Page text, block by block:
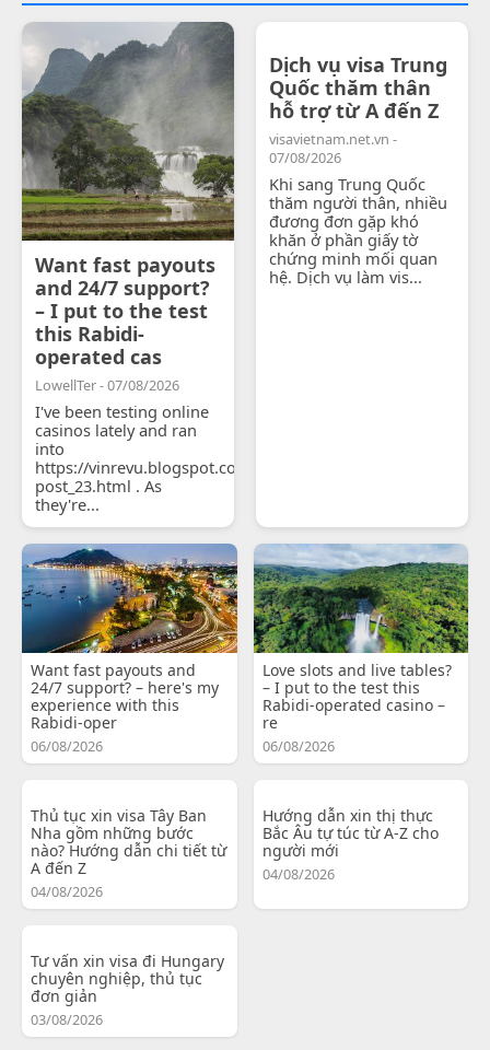
Want fast payouts
and 24/7 support?
– I put to the test
this Rabidi-
operated cas
LowellTer - 07/08/2026
I've been testing online
casinos lately and ran
into
https://vinrevu.blogspot.com/2026/06/blog-
post_23.html . As
they're...
Dịch vụ visa Trung
Quốc thăm thân
hỗ trợ từ A đến Z
visavietnam.net.vn -
07/08/2026
Khi sang Trung Quốc
thăm người thân, nhiều
đương đơn gặp khó
khăn ở phần giấy tờ
chứng minh mối quan
hệ. Dịch vụ làm vis...
Want fast payouts and
24/7 support? – here's my
experience with this
Rabidi-oper
06/08/2026
Love slots and live tables?
– I put to the test this
Rabidi-operated casino –
re
06/08/2026
Thủ tục xin visa Tây Ban
Nha gồm những bước
nào? Hướng dẫn chi tiết từ
A đến Z
04/08/2026
Hướng dẫn xin thị thực
Bắc Âu tự túc từ A-Z cho
người mới
04/08/2026
Tư vấn xin visa đi Hungary
chuyên nghiệp, thủ tục
đơn giản
03/08/2026